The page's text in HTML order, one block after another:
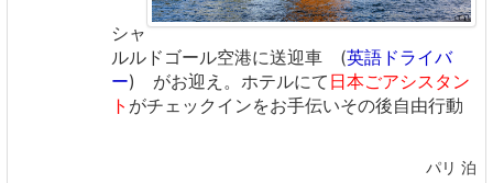
シャ
ルルドゴール空港に送迎車 (英語ドライバ
ー) がお迎え。 ホテルにて 日本ごアシスタン
ト がチェックインをお手伝いその後自由行動
パリ 泊